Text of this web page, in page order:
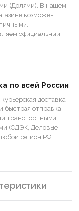
(Долями). В нашем
возможен
официальный
по всей России
доставка
быстрая отправка
транспортными
(СДЭК, Деловые
регион РФ.